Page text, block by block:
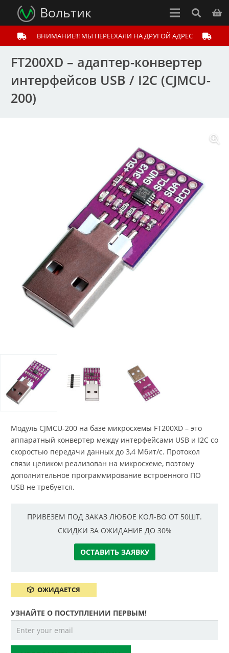
Вольтик
ВНИМАНИЕ!!! МЫ ПЕРЕЕХАЛИ НА ДРУГОЙ АДРЕС
FT200XD – адаптер-конвертер
интерфейсов USB / I2C (CJMCU-
200)
Модуль CJMCU-200 на базе микросхемы FT200XD – это
аппаратный конвертер между интерфейсами USB и I2C со
скоростью передачи данных до 3,4 Мбит/с. Протокол
связи целиком реализован на микросхеме, поэтому
дополнительное программирование встроенного ПО
USB не требуется.
ПРИВЕЗЕМ ПОД ЗАКАЗ ЛЮБОЕ КОЛ-ВО ОТ 50ШТ.
СКИДКИ ЗА ОЖИДАНИЕ ДО 30%
ОСТАВИТЬ ЗАЯВКУ
ОЖИДАЕТСЯ
УЗНАЙТЕ О ПОСТУПЛЕНИИ ПЕРВЫМ!